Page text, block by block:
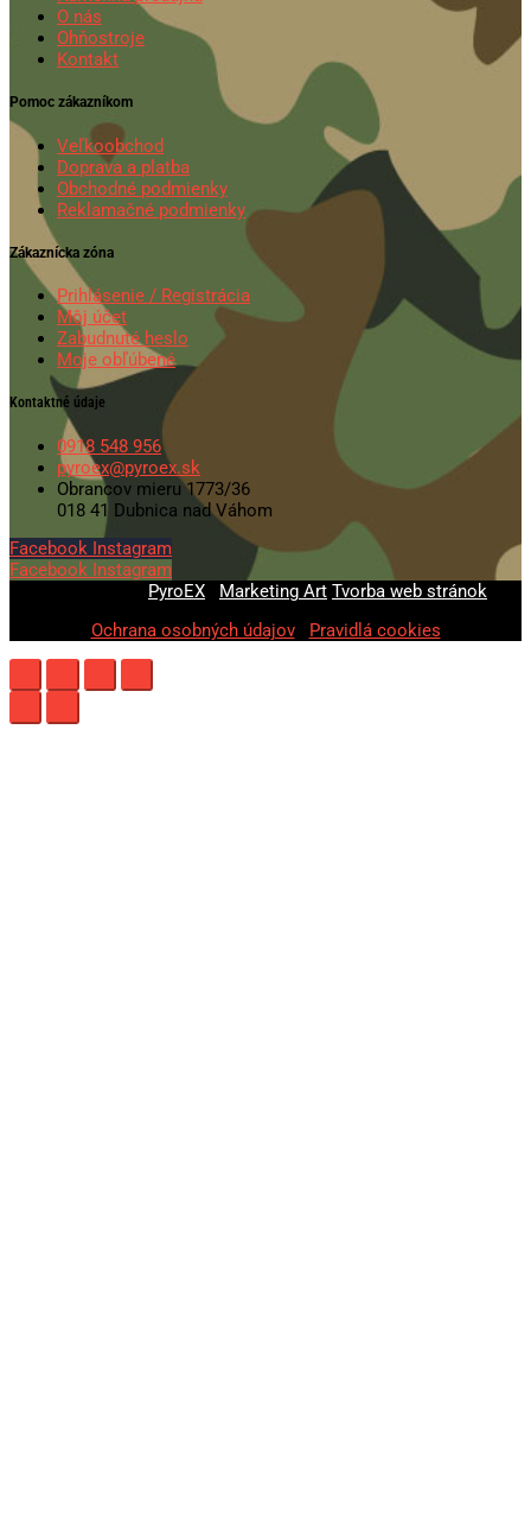
O nás
Ohňostroje
Kontakt
Pomoc zákazníkom
Veľkoobchod
Doprava a platba
Obchodné podmienky
Reklamačné podmienky
Zákaznícka zóna
Prihlásenie / Registrácia
Môj účet
Zabudnuté heslo
Moje obľúbené
Kontaktné údaje
0918 548 956
pyroex@pyroex.sk
Obrancov mieru 1773/36
018 41 Dubnica nad Váhom
Facebook Instagram
Facebook Instagram
PyroEX Marketing Art Tvorba web stránok
Ochrana osobných údajov| Pravidlá cookies